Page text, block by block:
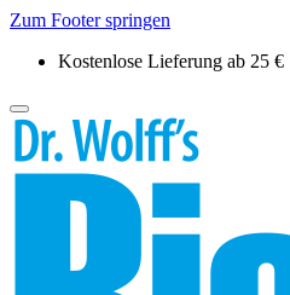
Zum Footer springen
Kostenlose Lieferung ab 25 €